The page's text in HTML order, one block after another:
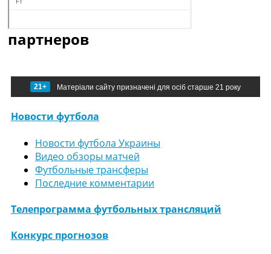
партнеров
21+ Матеріали сайту призначені для осіб старше 21 року
Новости футбола
Новости футбола Украины
Видео обзоры матчей
Футбольные трансферы
Последние комментарии
Телепрограмма футбольных трансляций
Конкурс прогнозов